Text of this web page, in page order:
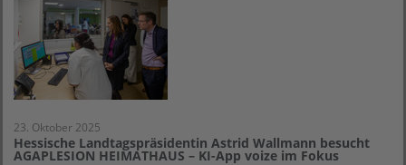
23. Oktober 2025
Hessische Landtagspräsidentin Astrid Wallmann besucht
AGAPLESION HEIMATHAUS – KI-App voize im Fokus